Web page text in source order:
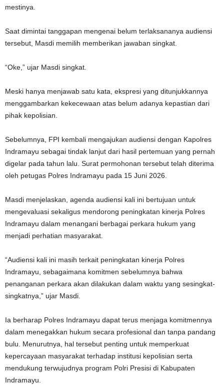
mestinya.
Saat dimintai tanggapan mengenai belum terlaksananya audiensi
tersebut, Masdi memilih memberikan jawaban singkat.
“Oke,” ujar Masdi singkat.
Meski hanya menjawab satu kata, ekspresi yang ditunjukkannya
menggambarkan kekecewaan atas belum adanya kepastian dari
pihak kepolisian.
Sebelumnya, FPI kembali mengajukan audiensi dengan Kapolres
Indramayu sebagai tindak lanjut dari hasil pertemuan yang pernah
digelar pada tahun lalu. Surat permohonan tersebut telah diterima
oleh petugas Polres Indramayu pada 15 Juni 2026.
Masdi menjelaskan, agenda audiensi kali ini bertujuan untuk
mengevaluasi sekaligus mendorong peningkatan kinerja Polres
Indramayu dalam menangani berbagai perkara hukum yang
menjadi perhatian masyarakat.
“Audiensi kali ini masih terkait peningkatan kinerja Polres
Indramayu, sebagaimana komitmen sebelumnya bahwa
penanganan perkara akan dilakukan dalam waktu yang sesingkat-
singkatnya,” ujar Masdi.
Ia berharap Polres Indramayu dapat terus menjaga komitmennya
dalam menegakkan hukum secara profesional dan tanpa pandang
bulu. Menurutnya, hal tersebut penting untuk memperkuat
kepercayaan masyarakat terhadap institusi kepolisian serta
mendukung terwujudnya program Polri Presisi di Kabupaten
Indramayu.